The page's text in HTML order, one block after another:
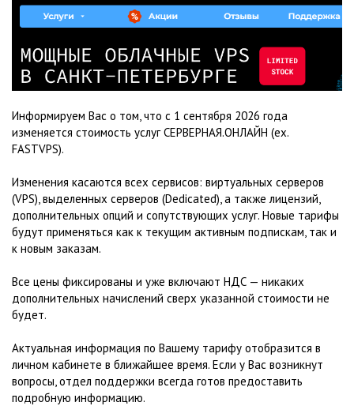
Информируем Вас о том, что с 1 сентября 2026 года
изменяется стоимость услуг СЕРВЕРНАЯ.ОНЛАЙН (ex.
FASTVPS).
Изменения касаются всех сервисов: виртуальных серверов
(VPS), выделенных серверов (Dedicated), а также лицензий,
дополнительных опций и сопутствующих услуг. Новые тарифы
будут применяться как к текущим активным подпискам, так и
к новым заказам.
Все цены фиксированы и уже включают НДС — никаких
дополнительных начислений сверх указанной стоимости не
будет.
Актуальная информация по Вашему тарифу отобразится в
личном кабинете в ближайшее время. Если у Вас возникнут
вопросы, отдел поддержки всегда готов предоставить
подробную информацию.